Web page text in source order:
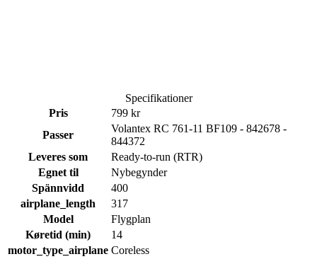
Specifikationer
Pris
799 kr
Passer
Volantex RC 761-11 BF109 - 842678 -
844372
Leveres som
Ready-to-run (RTR)
Egnet til
Nybegynder
Spännvidd
400
airplane_length
317
Model
Flygplan
Køretid (min)
14
motor_type_airplane Coreless